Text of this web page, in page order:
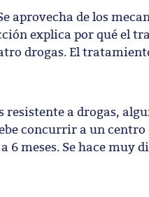
aprovecha de los
explica por qué el
drogas. El
resistente a drogas,
concurrir a un centro
meses. Se hace muy